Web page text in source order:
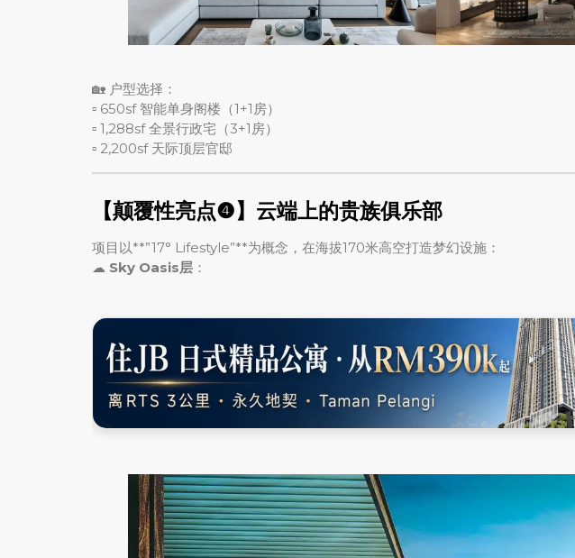
🏡 户型选择：
▫ 650sf 智能单身阁楼（1+1房）
▫ 1,288sf 全景行政宅（3+1房）
▫ 2,200sf 天际顶层官邸
【颠覆性亮点❹】云端上的贵族俱乐部
项目以**”17° Lifestyle”**为概念，在海拔170米高空打造梦幻设施：
☁ Sky Oasis层 ：